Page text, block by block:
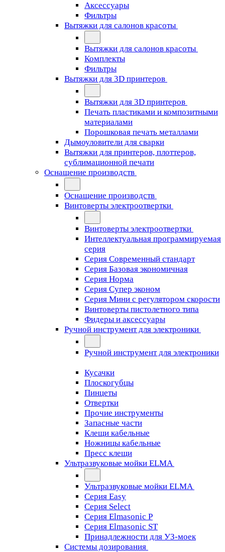
Аксессуары
Фильтры
Вытяжки для салонов красоты
Вытяжки для салонов красоты
Комплекты
Фильтры
Вытяжки для 3D принтеров
Вытяжки для 3D принтеров
Печать пластиками и композитными
материалами
Порошковая печать металлами
Дымоуловители для сварки
Вытяжки для принтеров, плоттеров,
сублимационной печати
Оснащение производств
Оснащение производств
Винтоверты электроотвертки
Винтоверты электроотвертки
Интеллектуальная программируемая
серия
Серия Современный стандарт
Серия Базовая экономичная
Серия Норма
Серия Cупер эконом
Серия Мини с регулятором скорости
Винтоверты пистолетного типа
Фидеры и аксессуары
Ручной инструмент для электроники
Ручной инструмент для электроники
Кусачки
Плоскогубцы
Пинцеты
Отвертки
Прочие инструменты
Запасные части
Клещи кабельные
Ножницы кабельные
Пресс клещи
Ультразвуковые мойки ELMA
Ультразвуковые мойки ELMA
Серия Easy
Серия Select
Серия Elmasonic P
Серия Elmasonic ST
Принадлежности для УЗ-моек
Системы дозирования